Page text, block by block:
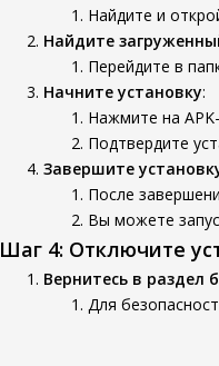
Найдите и
Найдите
Перейдите в
Начните установку:
Нажмите на
Подтвердите
Завершите
После
Вы можете
Шаг 4: Отключите
Вернитесь в раздел
Для